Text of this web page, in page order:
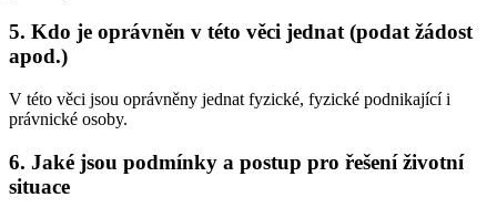
5. Kdo je oprávněn v této věci jednat (podat žádost
apod.)
V této věci jsou oprávněny jednat fyzické, fyzické podnikající i
právnické osoby.
6. Jaké jsou podmínky a postup pro řešení životní
situace